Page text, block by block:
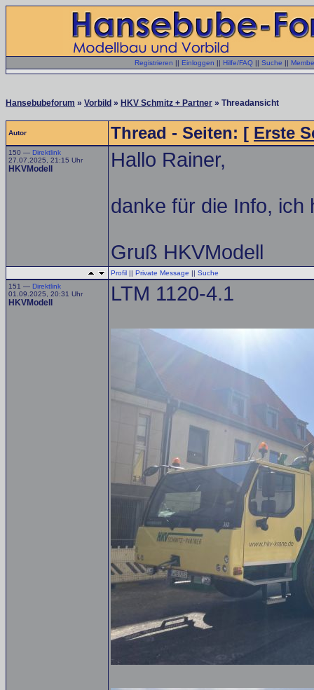
Registrieren || Einloggen || Hilfe/FAQ || Suche ||
Hansebubeforum » Vorbild » HKV Schmitz + Partner » Threadansicht
Autor Thread - Seiten: [ Erste
150 — Direktlink
27.07.2025, 21:15 Uhr
HKVModell Hallo Rainer,
danke für die Info, ich
Gruß HKVModell
Profil || Private Message || Suche
151 — Direktlink
01.09.2025, 20:31 Uhr
HKVModell LTM 1120-4.1